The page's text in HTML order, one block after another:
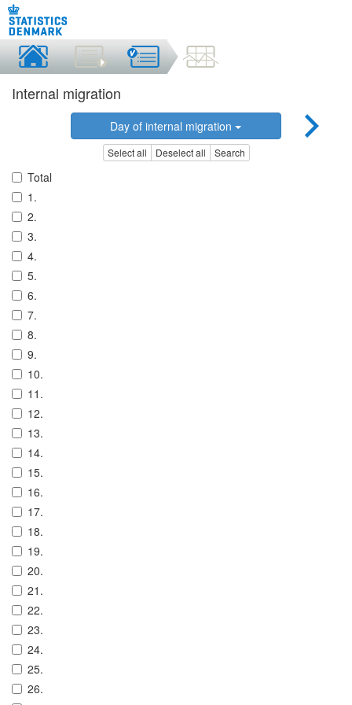
Internal migration
Day of internal migration
Select all Deselect all Search
Total
1.
2.
3.
4.
5.
6.
7.
8.
9.
10.
11.
12.
13.
14.
15.
16.
17.
18.
19.
20.
21.
22.
23.
24.
25.
26.